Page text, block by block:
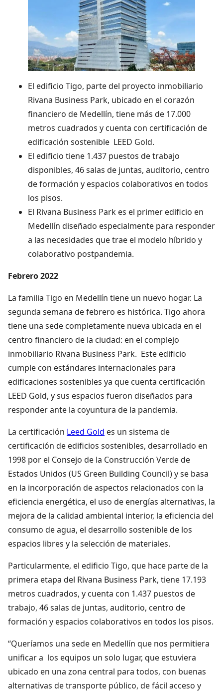
El edificio Tigo, parte del proyecto inmobiliario
Rivana Business Park, ubicado en el corazón
financiero de Medellín, tiene más de 17.000
metros cuadrados y cuenta con certificación de
edificación sostenible LEED Gold.
El edificio tiene 1.437 puestos de trabajo
disponibles, 46 salas de juntas, auditorio, centro
de formación y espacios colaborativos en todos
los pisos.
El Rivana Business Park es el primer edificio en
Medellín diseñado especialmente para responder
a las necesidades que trae el modelo híbrido y
colaborativo postpandemia.
Febrero 2022
La familia Tigo en Medellín tiene un nuevo hogar. La
segunda semana de febrero es histórica. Tigo ahora
tiene una sede completamente nueva ubicada en el
centro financiero de la ciudad: en el complejo
inmobiliario Rivana Business Park. Este edificio
cumple con estándares internacionales para
edificaciones sostenibles ya que cuenta certificación
LEED Gold, y sus espacios fueron diseñados para
responder ante la coyuntura de la pandemia.
La certificación Leed Gold es un sistema de
certificación de edificios sostenibles, desarrollado en
1998 por el Consejo de la Construcción Verde de
Estados Unidos (US Green Building Council) y se basa
en la incorporación de aspectos relacionados con la
eficiencia energética, el uso de energías alternativas, la
mejora de la calidad ambiental interior, la eficiencia del
consumo de agua, el desarrollo sostenible de los
espacios libres y la selección de materiales.
Particularmente, el edificio Tigo, que hace parte de la
primera etapa del Rivana Business Park, tiene 17.193
metros cuadrados, y cuenta con 1.437 puestos de
trabajo, 46 salas de juntas, auditorio, centro de
formación y espacios colaborativos en todos los pisos.
“Queríamos una sede en Medellín que nos permitiera
unificar a los equipos un solo lugar, que estuviera
ubicado en una zona central para todos, con buenas
alternativas de transporte público, de fácil acceso y